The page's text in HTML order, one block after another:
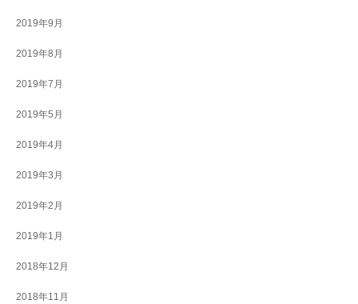
2019年9月
2019年8月
2019年7月
2019年5月
2019年4月
2019年3月
2019年2月
2019年1月
2018年12月
2018年11月